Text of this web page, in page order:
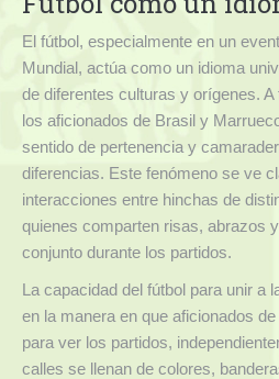
El fútbol, especialmente en un
Mundial, actúa como un idioma
de diferentes culturas y orígenes.
los aficionados de Brasil y
sentido de pertenencia y
diferencias. Este fenómeno se ve
interacciones entre hinchas de
quienes comparten risas, abrazos
conjunto durante los partidos.
La capacidad del fútbol para unir a
en la manera en que aficionados
para ver los partidos,
calles se llenan de colores,